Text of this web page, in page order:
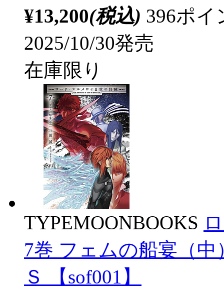
¥13,200(税込) 396ポ
2025/10/30発売
在庫限り
TYPEMOONBOOKS
7巻 フェムの船宴（
Ｓ 【sof001】